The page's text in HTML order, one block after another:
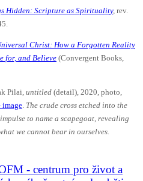
Hidden: Scripture as Spirituality, rev.
Christ: How a Forgotten Reality
for, and Believe (Convergent Books,
Pilai,untitled (detail), 2020, photo,
image. The crude cross etched into the
to name a scapegoat, revealing
we cannot bear in ourselves.
- centrum pro život a